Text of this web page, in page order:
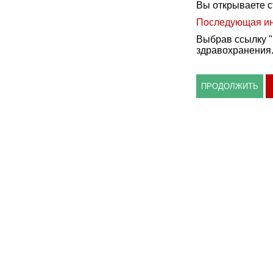
Вы открываете
Последующая
Выбрав ссылку
здравохранения.
ПРОДОЛЖИТЬ